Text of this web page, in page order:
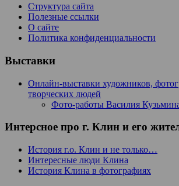
Структура сайта
Полезные ссылки
О сайте
Политика конфиденциальности
Выставки
Онлайн-выставки художников,
творческих людей
Фото-работы Василия
Интерсное про г. Клин и его
История г.о. Клин и не только…
Интересные люди Клина
История Клина в фотографиях